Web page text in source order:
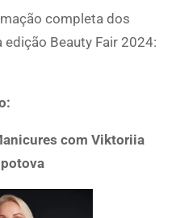
completa dos
Beauty Fair 2024:
com Viktoriia